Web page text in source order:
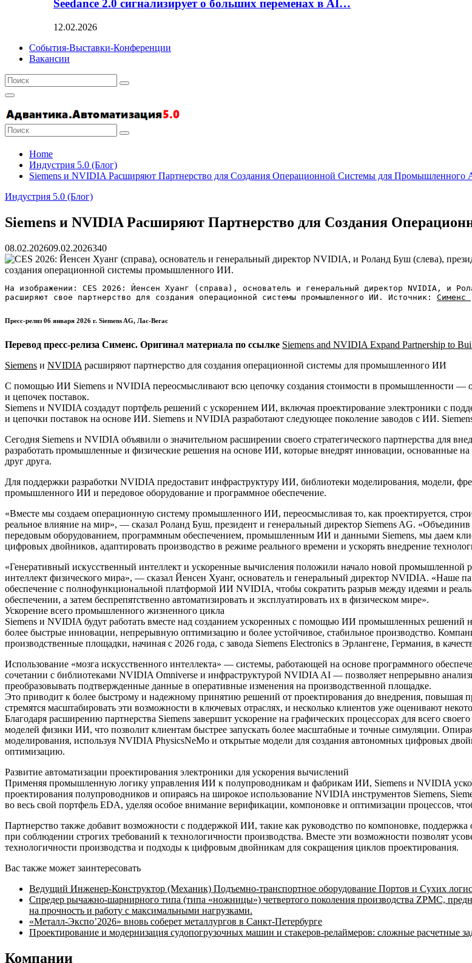
Seedance 2.0 сигнализирует о больших переменах в AI…
12.02.2026
События-Выставки-Конференции
Вакансии
Search
for:
Search
Primary
Menu
Search
for:
Search
Home
Индустрия 5.0 (Блог)
Siemens и NVIDIA Расширяют Партнерство для Создания Операционной Системы для Промышленного
Индустрия 5.0 (Блог)
Siemens и NVIDIA Расширяют Партнерство для Создания
08.02.202609.02.2026340
На изображении: CES 2026: Йенсен Хуанг (справа), основатель и генеральный директор NVIDIA, и
расширяют свое партнерство для создания операционной системы промышленного ИИ. Источник: Сименс
Пресс-релиз 06 января 2026 г. Siemens AG, Лас-Вегас
Перевод пресс-релиза Сименс. Оригинал материала по ссылке Siemens and NVIDIA Expand Partnership to
Siemens и NVIDIA расширяют партнерство для создания операционной системы для промышленного ИИ
С помощью ИИ Siemens и NVIDIA переосмысливают всю цепочку создания стоимости в промышленности —
и цепочек поставок.
Siemens и NVIDIA создадут портфель решений с ускорением ИИ, включая проектирование электроники с
и цепочки поставок на основе ИИ. Siemens и NVIDIA разработают следующее поколение заводов с ИИ.
Сегодня Siemens и NVIDIA объявили о значительном расширении своего стратегического партнерства для
разработать промышленные и физические решения на основе ИИ, которые внедрят инновации, основанные
друг друга.
Для поддержки разработки NVIDIA предоставит инфраструктуру ИИ, библиотеки моделирования, модели,
промышленного ИИ и передовое оборудование и программное обеспечение.
«Вместе мы создаем операционную систему промышленного ИИ, переосмысливая то, как проектируется,
реальное влияние на мир», — сказал Роланд Буш, президент и генеральный директор Siemens AG.
передовым оборудованием, программным обеспечением, промышленным ИИ и данными Siemens, мы даем
цифровых двойников, адаптировать производство в режиме реального времени и ускорять внедрение
«Генеративный искусственный интеллект и ускоренные вычисления положили начало новой
интеллект физического мира», — сказал Йенсен Хуанг, основатель и генеральный директор NVIDIA. «Наше
обеспечение с полнофункциональной платформой ИИ NVIDIA, чтобы сократить разрыв между идеями и
обеспечении, а затем беспрепятственно автоматизировать и эксплуатировать их в физическом мире».
Ускорение всего промышленного жизненного цикла
Siemens и NVIDIA будут работать вместе над созданием ускоренных с помощью ИИ промышленных решений
более быстрые инновации, непрерывную оптимизацию и более устойчивое, стабильное производство.
производственные площадки, начиная с 2026 года, с завода Siemens Electronics в Эрлангене, Германия, в
Использование «мозга искусственного интеллекта» — системы, работающей на основе программного
сочетании с библиотеками NVIDIA Omniverse и инфраструктурой NVIDIA AI — позволяет непрерывно
преобразовывать подтвержденные данные в оперативные изменения на производственной площадке.
Это приводит к более быстрому и надежному принятию решений от проектирования до внедрения, повышая
стремятся масштабировать эти возможности в ключевых отраслях, и несколько клиентов уже оценивают
Благодаря расширению партнерства Siemens завершит ускорение на графических процессорах для всего
моделей физики ИИ, что позволит клиентам быстрее запускать более масштабные и точные симуляции.
моделирования, используя NVIDIA PhysicsNeMo и открытые модели для создания автономных цифровых
оптимизацию.
Развитие автоматизации проектирования электроники для ускорения вычислений
Применяя промышленную логику управления ИИ к полупроводникам и фабрикам ИИ, Siemens и NVIDIA
проектирования полупроводников и опираясь на широкое использование NVIDIA инструментов Siemens,
во весь свой портфель EDA, уделяя особое внимание верификации, компоновке и оптимизации процессов,
Партнерство также добавит возможности с поддержкой ИИ, такие как руководство по компоновке,
при соблюдении строгих требований к технологичности производства. Вместе эти возможности позволят
технологичности производства и подходы к цифровым двойникам для сокращения циклов проектирования.
Вас также может заинтересовать
Ведущий Инженер-Конструктор (Механик) Подъемно-транспортное оборудование Портов и Сухих
Спредер рычажно-шарнирного типа (типа «ножницы») четвертого поколения производства ZPMC,
на прочность и работу с максимальными нагрузками.
«Металл-Экспо’2026» вновь соберет металлургов в Санкт-Петербурге
Проектирование и модернизация судопогрузочных машин и стакеров-релаймеров: сложные расчетные
Компании